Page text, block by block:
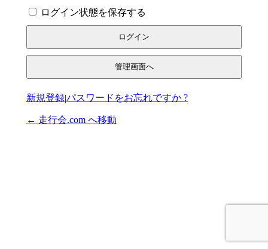
管理画面へ
ログイン状態を保存する
登録|パスワードをお忘れですか ?
← 走行会.com へ移動